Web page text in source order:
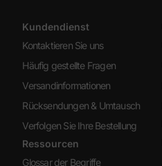
Kundendienst
Kontaktieren Sie uns
Häufig gestellte Fragen
Versandinformationen
Rücksendungen & Umtausch
Verfolgen Sie Ihre Bestellung
Ressourcen
Glossar der Begriffe